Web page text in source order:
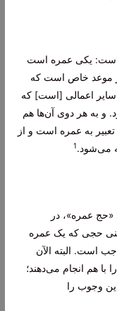
است: یکی عمره است
موعد خاص است که
سایر اعمالی [است] که
و به هر دوی آن‌ها هم
به عمره است و از
می‌شود.1
«حج عمره»، در
حجی که یک عمره
است. البته الآن
هم انجام می‌دهند؛
وجوب را